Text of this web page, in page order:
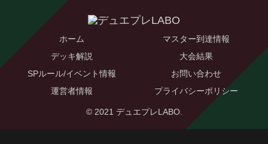
ホーム
マスター到達情報
デッキ解説
大会結果
SPルール/イベント情報
お問い合わせ
運営者情報
プライバシーポリシー
© 2021 デュエプレLABO.